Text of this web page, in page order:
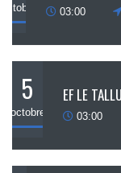
octobre 03:00
5
octobre
EF LE
03:00